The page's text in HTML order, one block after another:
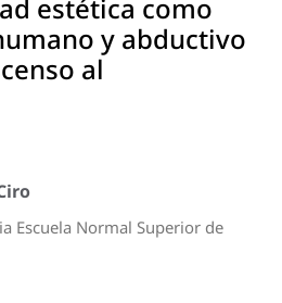
estética como
y abductivo
al
Escuela Normal Superior de